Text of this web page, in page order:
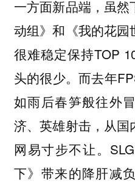
一方面新品端，虽
动组》和《我的花
很难稳定保持TOP
头的很少。而去年
如雨后春笋般往外
济、英雄射击，从
网易寸步不让。
下》带来的降肝减